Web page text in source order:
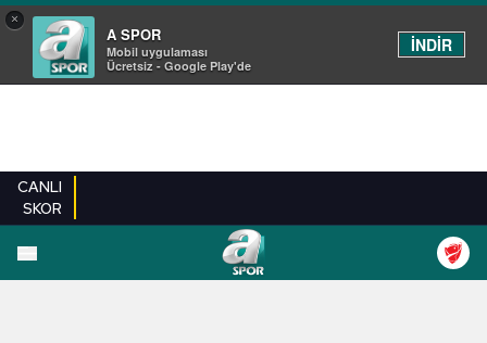
×
A SPOR
Mobil uygulaması
Ücretsiz - Google Play'de
İNDİR
CANLI
SKOR
EN YENILER